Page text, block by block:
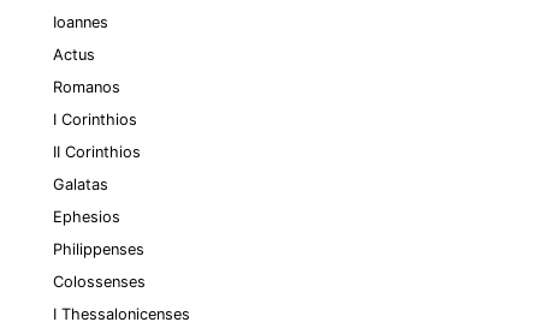
Ioannes
Actus
Romanos
I Corinthios
II Corinthios
Galatas
Ephesios
Philippenses
Colossenses
I Thessalonicenses